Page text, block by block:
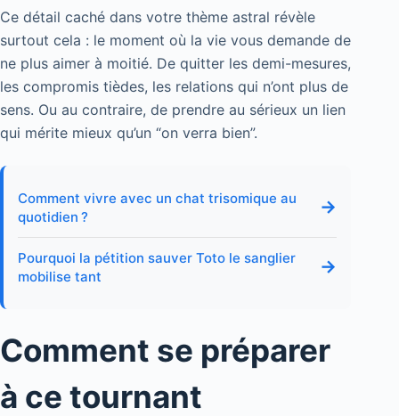
Ce détail caché dans votre thème astral révèle
surtout cela : le moment où la vie vous demande de
ne plus aimer à moitié. De quitter les demi-mesures,
les compromis tièdes, les relations qui n’ont plus de
sens. Ou au contraire, de prendre au sérieux un lien
qui mérite mieux qu’un “on verra bien”.
Comment vivre avec un chat trisomique au
quotidien ?
→
Pourquoi la pétition sauver Toto le sanglier
mobilise tant
→
Comment se préparer
à ce tournant